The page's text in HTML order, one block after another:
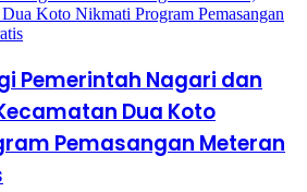
Pemerintah Nagari dan
Dua Koto
Pemasangan Meteran